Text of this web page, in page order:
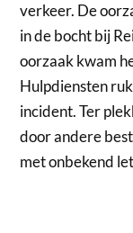
verkeer. De
in de bocht bij
oorzaak kwam
Hulpdiensten
incident. Ter
door andere
met onbekend